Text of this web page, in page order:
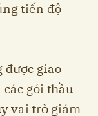
tiến độ
được giao
gói thầu
vai trò giám